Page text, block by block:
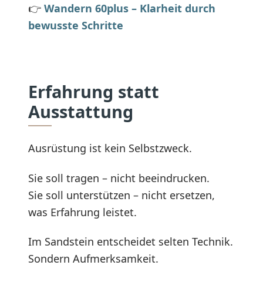
👉 Wandern 60plus – Klarheit durch
bewusste Schritte
Erfahrung statt
Ausstattung
Ausrüstung ist kein Selbstzweck.
Sie soll tragen – nicht beeindrucken.
Sie soll unterstützen – nicht ersetzen,
was Erfahrung leistet.
Im Sandstein entscheidet selten Technik.
Sondern Aufmerksamkeit.